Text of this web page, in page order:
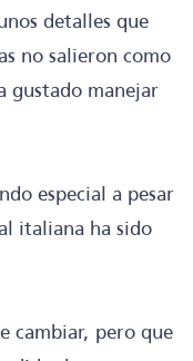
detalles que
no salieron como
gustado manejar
especial a pesar
italiana ha sido
cambiar, pero que